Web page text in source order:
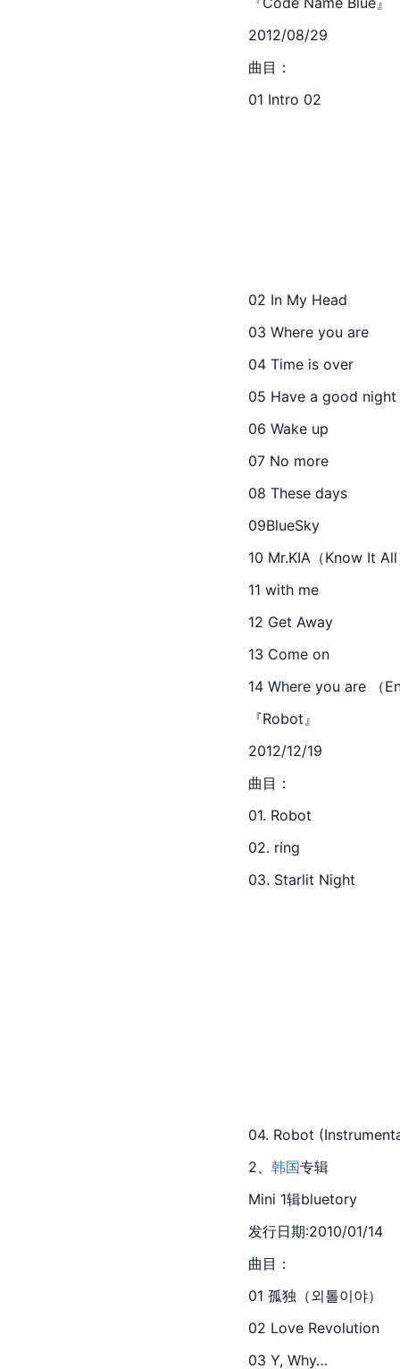
2012/08/29
曲目：
01 Intro 02
02 In My Head
03 Where you are
04 Time is over
05 Have a good night
06 Wake up
07 No more
08 These days
09BlueSky
10 Mr.KIA（Know It
11 with me
12 Get Away
13 Come on
14 Where you are （
『Robot』
2012/12/19
曲目：
01. Robot
02. ring
03. Starlit Night
04. Robot
2、 韩国专辑
Mini 1辑bluetory
发行日期:2010/01/14
曲目：
01 孤独（외톨이야）
02 Love Revolution
03 Y, Why…